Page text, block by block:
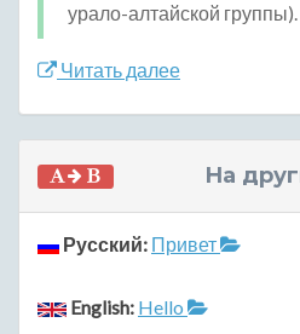
урало-алтайской группы).
Читать далее
На
Русский: Привет
English: Hello